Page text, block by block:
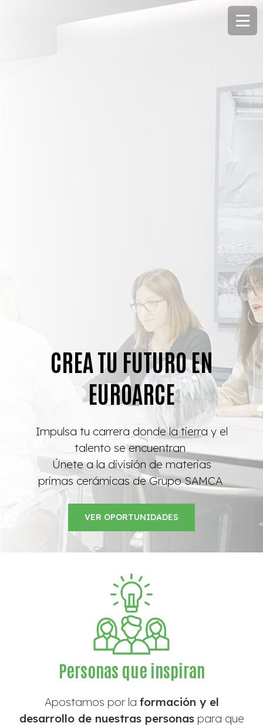
CREA TU FUTURO EN
EUROARCE
Impulsa tu carrera donde la tierra y el
talento se encuentran
Únete a la división de materias
primas cerámicasde Grupo SAMCA
VER OPORTUNIDADES
Personas que inspiran
Apostamos por la formación y el
desarrollo de nuestras personas para que